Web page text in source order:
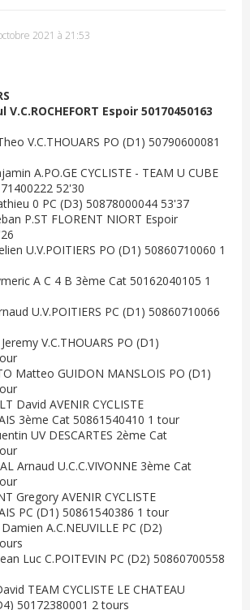
2021 à 21:53
V.C.ROCHEFORT Espoir 50170450163
V.C.THOUARS PO (D1) 50790600081
A.PO.GE CYCLISTE - TEAM U CUBE
52'30
0 PC (D3) 50878000044 53'37
P.ST FLORENT NIORT Espoir
U.V.POITIERS PO (D1) 50860710060 1
A C 4 B 3ème Cat 50162040105 1
U.V.POITIERS PC (D1) 50860710066
V.C.THOUARS PO (D1)
Matteo GUIDON MANSLOIS PO (D1)
David AVENIR CYCLISTE
3ème Cat 50861540410 1 tour
UV DESCARTES 2ème Cat
Arnaud U.C.C.VIVONNE 3ème Cat
Gregory AVENIR CYCLISTE
PC (D1) 50861540386 1 tour
A.C.NEUVILLE PC (D2)
Luc C.POITEVIN PC (D2) 50860700558
TEAM CYCLISTE LE CHATEAU
50172380001 2 tours